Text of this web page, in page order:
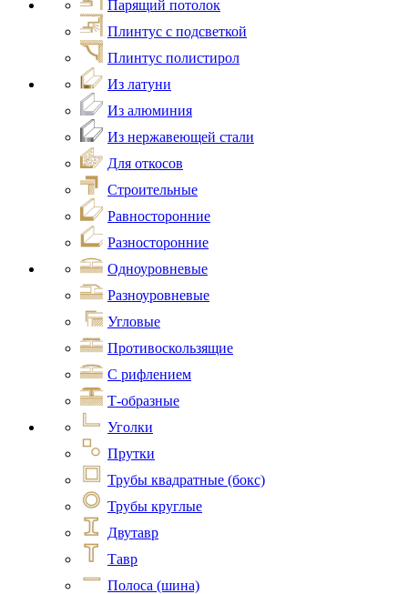
Парящий потолок
Плинтус с подсветкой
Плинтус полистирол
Из латуни
Из алюминия
Из нержавеющей стали
Для откосов
Строительные
Равносторонние
Разносторонние
Одноуровневые
Разноуровневые
Угловые
Противоскользящие
С рифлением
Т-образные
Уголки
Прутки
Трубы квадратные (бокс)
Трубы круглые
Двутавр
Тавр
Полоса (шина)